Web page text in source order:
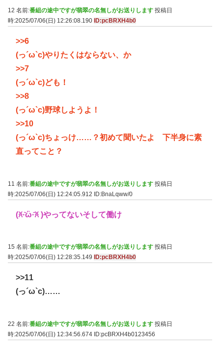
12 名前:番組の途中ですが翡翠の名無しがお送りします 投稿日
時:2025/07/06(日) 12:26:08.190 ID:pcBRXH4b0
>>6
(っ´ω`c)やりたくはならない、か
>>7
(っ´ω`c)ども！
>>8
(っ´ω`c)野球しようよ！
>>10
(っ´ω`c)ちょっけ……？初めて聞いたよ 下半身に素
直ってこと？
11 名前:番組の途中ですが翡翠の名無しがお送りします 投稿日
時:2025/07/06(日) 12:24:05.912 ID:BnaLqww/0
(ꐦ·᷅ὢ·᷄ꐦ )やってないそして働け
15 名前:番組の途中ですが翡翠の名無しがお送りします 投稿日
時:2025/07/06(日) 12:28:35.149
ID:pcBRXH4b0
>>11
(っ´ω`c)……
22 名前:番組の途中ですが翡翠の名無しがお送りします 投稿日
時:2025/07/06(日) 12:34:56.674 ID:pcBRXH4b0123456